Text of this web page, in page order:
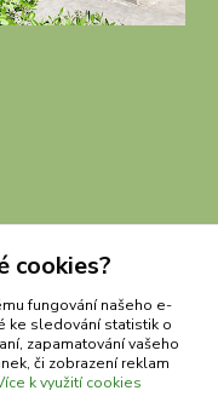
cookies?
fungování našeho e-
ke sledování statistik o
zapamatování vašeho
či zobrazení reklam
k využití cookies